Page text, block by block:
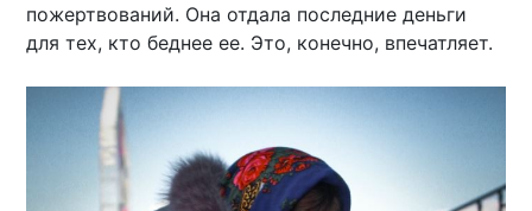
пожертвований. Она отдала последние деньги
для тех, кто беднее ее. Это, конечно, впечатляет.